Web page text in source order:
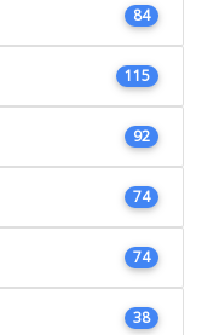
84
115
92
74
74
38